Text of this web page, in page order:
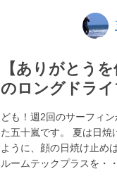
【ありがとう
のロングドラ
ども！週2回のサーフィ
た五十嵐です。 夏は日焼
ように、顔の日焼け止め
ルームテックプラスを・